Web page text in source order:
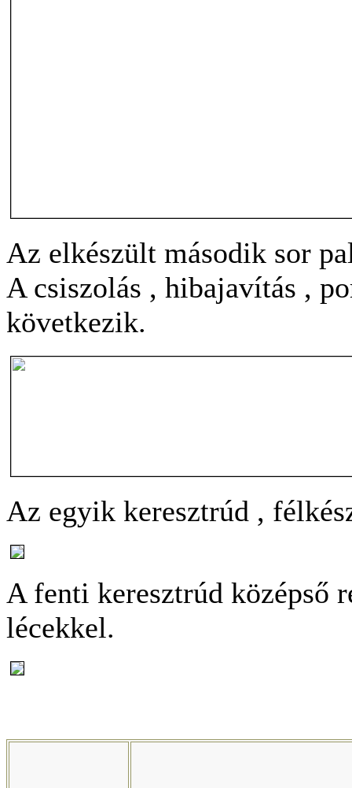
Az elkészült második sor
A csiszolás , hibajavítás ,
következik.
Az egyik keresztrúd ,
A fenti keresztrúd középső
lécekkel.